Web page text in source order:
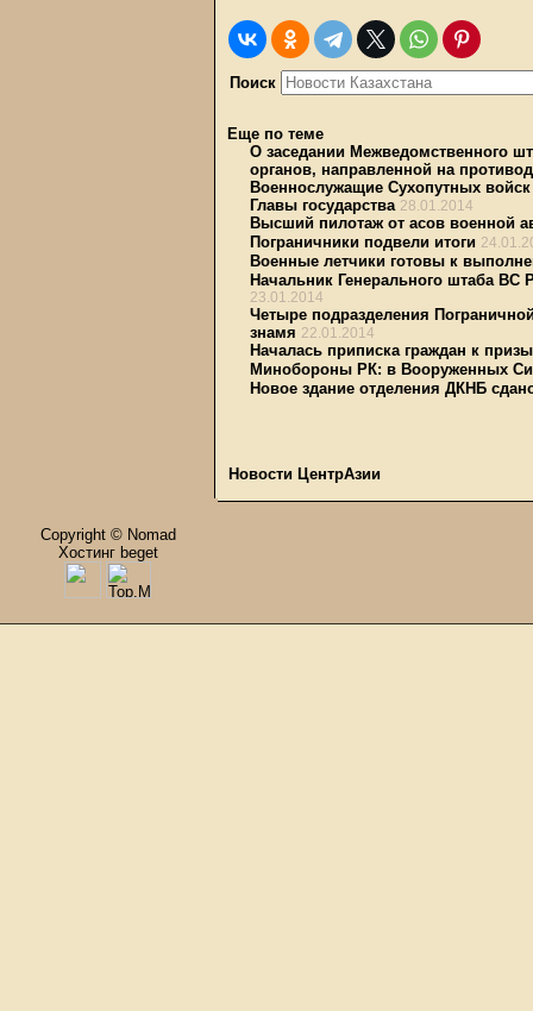
Поиск
Еще по теме
О заседании Межведомственного
органов, направленной на
Военнослужащие Сухопутных
Главы государства 28.01.2014
Высший пилотаж от асов военной
Пограничники подвели итоги
Военные летчики готовы к
Начальник Генерального штаба ВС
23.01.2014
Четыре подразделения
знамя 22.01.2014
Началась приписка граждан к
Минобороны РК: в Вооруженных
Новое здание отделения ДКНБ
Новости ЦентрАзии
Copyright © Nomad
Хостинг beget